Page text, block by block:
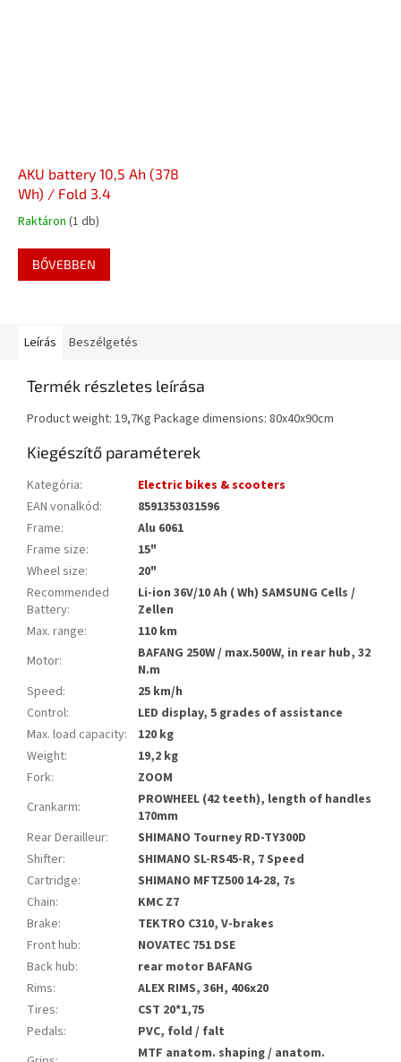
AKU battery 10,5 Ah (378
Wh) / Fold 3.4
Raktáron (1 db)
BŐVEBBEN
Leírás Beszélgetés
Termék részletes leírása
Product weight: 19,7Kg Package dimensions: 80x40x90cm
Kiegészítő paraméterek
Kategória:
Electric bikes & scooters
EAN vonalkód:
8591353031596
Frame:
Alu 6061
Frame size:
15"
Wheel size:
20"
Recommended
Battery:
Li-ion 36V/10 Ah ( Wh) SAMSUNG Cells /
Zellen
Max. range:
110 km
Motor:
BAFANG 250W / max.500W, in rear hub, 32
N.m
Speed:
25 km/h
Control:
LED display, 5 grades of assistance
Max. load capacity:
120 kg
Weight:
19,2 kg
Fork:
ZOOM
Crankarm:
PROWHEEL (42 teeth), length of handles
170mm
Rear Derailleur:
SHIMANO Tourney RD-TY300D
Shifter:
SHIMANO SL-RS45-R, 7 Speed
Cartridge:
SHIMANO MFTZ500 14-28, 7s
Chain:
KMC Z7
Brake:
TEKTRO C310, V-brakes
Front hub:
NOVATEC 751 DSE
Back hub:
rear motor BAFANG
Rims:
ALEX RIMS, 36H, 406x20
Tires:
CST 20*1,75
Pedals:
PVC, fold / falt
MTF anatom. shaping / anatom.